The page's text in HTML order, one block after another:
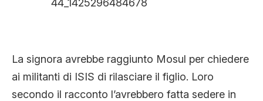
La signora avrebbe raggiunto Mosul per chiedere
ai militanti di ISIS di rilasciare il figlio. Loro
secondo il racconto l’avrebbero fatta sedere in